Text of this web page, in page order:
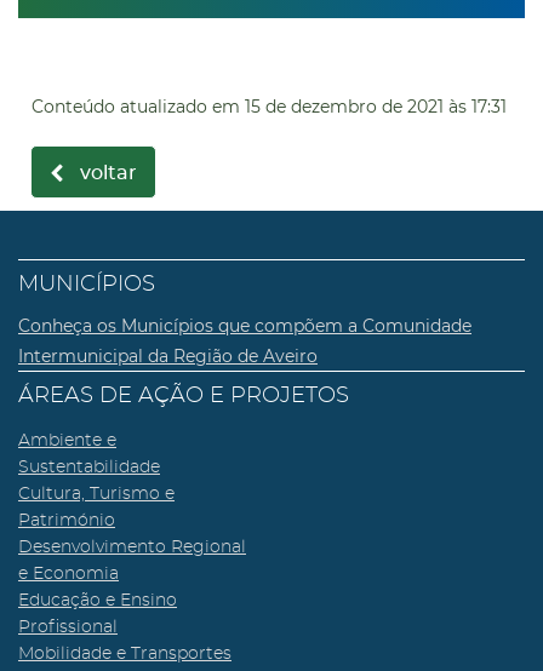
Conteúdo atualizado em 15 de dezembro de 2021 às 17:31
voltar
MUNICÍPIOS
Conheça os Municípios que compõem a Comunidade
Intermunicipal da Região de Aveiro
ÁREAS DE AÇÃO E PROJETOS
Ambiente e
Sustentabilidade
Cultura, Turismo e
Património
Desenvolvimento Regional
e Economia
Educação e Ensino
Profissional
Mobilidade e Transportes